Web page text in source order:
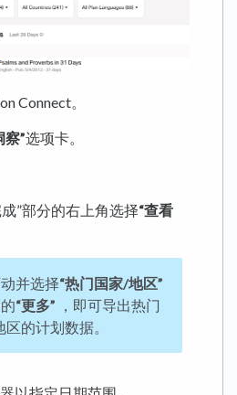
Connect。
察”选项卡。
成”部分的右上角选择“查看
并选择“热门国家/地区”
“更多” ，即可导出热门
的计划数据。